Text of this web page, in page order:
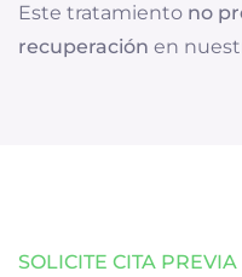
Este tratamiento no
recuperación en
SOLICITE CITA PREVIA